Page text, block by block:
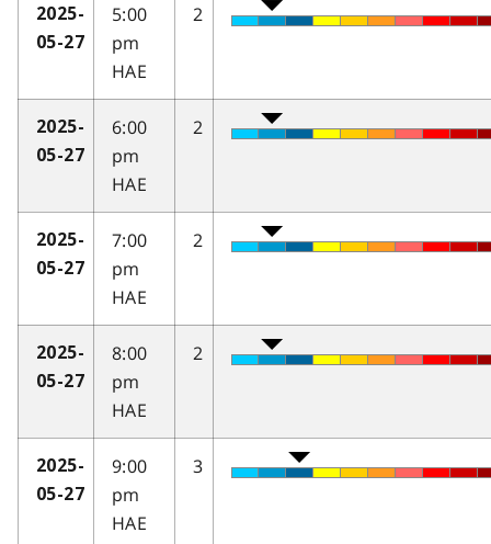
2025-
05-27
5:00
pm
HAE
2
2025-
05-27
6:00
pm
HAE
2
2025-
05-27
7:00
pm
HAE
2
2025-
05-27
8:00
pm
HAE
2
2025-
05-27
9:00
pm
HAE
3